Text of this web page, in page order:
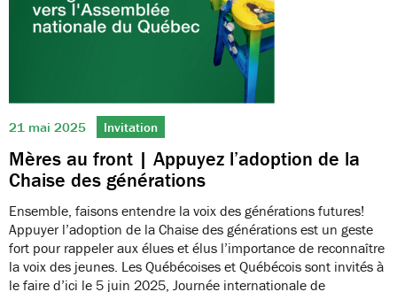
21 mai 2025 Invitation
Mères au front | Appuyez l’adoption de la
Chaise des générations
Ensemble, faisons entendre la voix des générations futures!
Appuyer l’adoption de la Chaise des générations est un geste
fort pour rappeler aux élues et élus l’importance de reconnaître
la voix des jeunes. Les Québécoises et Québécois sont invités à
le faire d’ici le 5 juin 2025, Journée internationale de